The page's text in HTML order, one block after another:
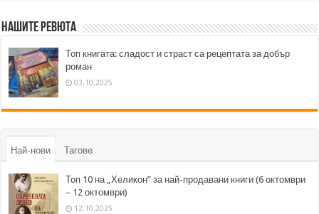
Нашите ревюта
Топ книгата: сладост и страст са рецептата за добър
роман
03.10.2025
Най-нови Тагове
Топ 10 на „Хеликон” за най-продавани книги (6 октомври
– 12 октомври)
12.10.2025